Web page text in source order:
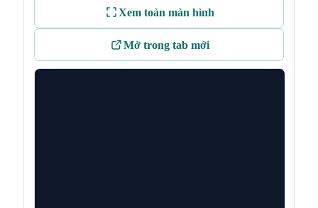
Xem toàn màn hình
Mở trong tab mới